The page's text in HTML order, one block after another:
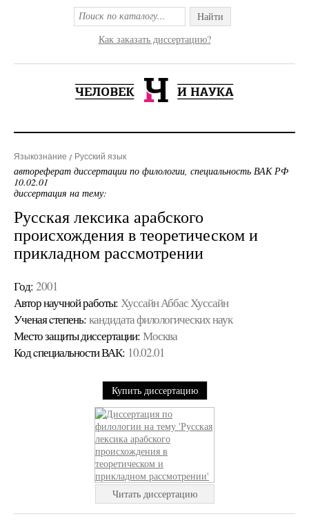
Найти
Как заказать диссертацию?
Языкознание Русский язык
автореферат диссертации по филологии, специальность ВАК РФ
10.02.01
диссертация на тему:
Русская лексика арабского
происхождения в теоретическом и
прикладном рассмотрении
Год: 2001
Автор научной работы: Хуссайн Аббас Хуссайн
Ученая cтепень: кандидата филологических наук
Место защиты диссертации: Москва
Код cпециальности ВАК: 10.02.01
Купить диссертацию
Читать диссертацию